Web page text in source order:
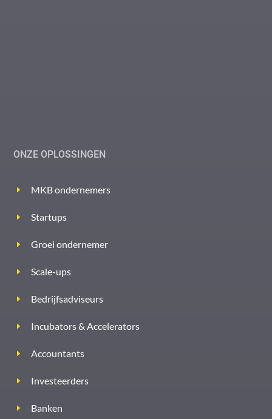
ONZE OPLOSSINGEN
MKB ondernemers
Startups
Groei ondernemer
Scale-ups
Bedrijfsadviseurs
Incubators & Accelerators
Accountants
Investeerders
Banken